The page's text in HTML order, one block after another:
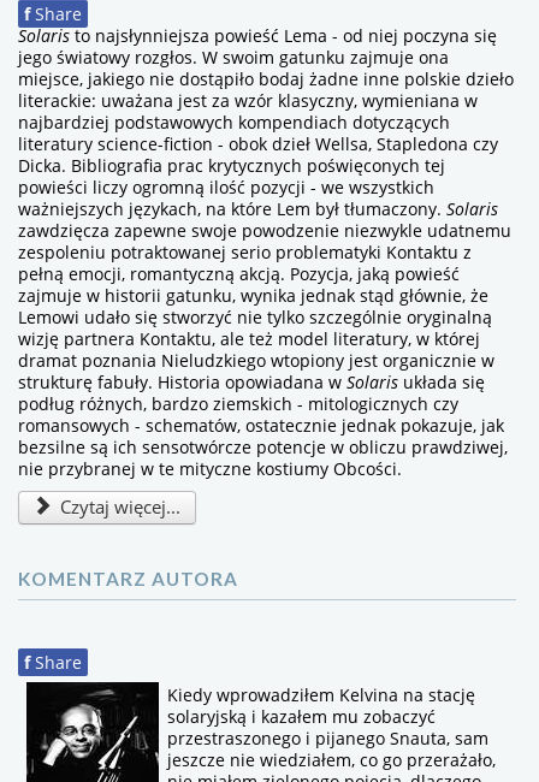
f Share
Solaristo najsłynniejsza powieść Lema - od niej poczyna się
jego światowy rozgłos. W swoim gatunku zajmuje ona
miejsce, jakiego nie dostąpiło bodaj żadne inne polskie dzieło
literackie: uważana jest za wzór klasyczny, wymieniana w
najbardziej podstawowych kompendiach dotyczących
literatury science-fiction - obok dzieł Wellsa, Stapledona czy
Dicka. Bibliografia prac krytycznych poświęconych tej
powieści liczy ogromną ilość pozycji - we wszystkich
ważniejszych językach, na które Lem był tłumaczony. Solaris
zawdzięcza zapewne swoje powodzenie niezwykle udatnemu
zespoleniu potraktowanej serio problematyki Kontaktu z
pełną emocji, romantyczną akcją. Pozycja, jaką powieść
zajmuje w historii gatunku, wynika jednak stąd głównie, że
Lemowi udało się stworzyć nie tylko szczególnie oryginalną
wizję partnera Kontaktu, ale też model literatury, w której
dramat poznania Nieludzkiego wtopiony jest organicznie w
strukturę fabuły. Historia opowiadana w Solaris układa się
podług różnych, bardzo ziemskich - mitologicznych czy
romansowych - schematów, ostatecznie jednak pokazuje, jak
bezsilne są ich sensotwórcze potencje w obliczu prawdziwej,
nie przybranej w te mityczne kostiumy Obcości.
Czytaj więcej...
KOMENTARZ AUTORA
f Share
Kiedy wprowadziłem Kelvina na stację
solaryjską i kazałem mu zobaczyć
przestraszonego i pijanego Snauta, sam
jeszcze nie wiedziałem, co go przerażało,